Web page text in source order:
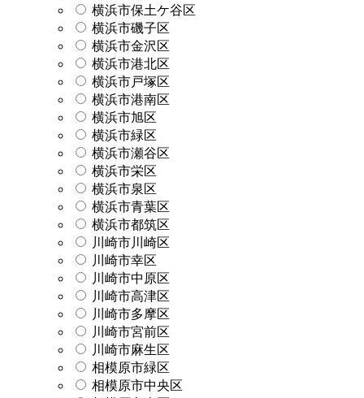
横浜市保土ケ谷区
横浜市磯子区
横浜市金沢区
横浜市港北区
横浜市戸塚区
横浜市港南区
横浜市旭区
横浜市緑区
横浜市瀬谷区
横浜市栄区
横浜市泉区
横浜市青葉区
横浜市都筑区
川崎市川崎区
川崎市幸区
川崎市中原区
川崎市高津区
川崎市多摩区
川崎市宮前区
川崎市麻生区
相模原市緑区
相模原市中央区